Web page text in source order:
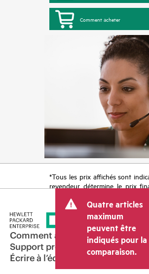
Comment acheter
*Tous les prix affichés sont
revendeur détermine le prix
tels que la TVA ou les taxes sur
et les frais d’expédition. Le
transaction déterminé par le
peut varier par rapport à
revendeurs et au prix indicatif
Les prix indicatifs peuvent
offres promotionnelles limitées
temps. HPE se réserve le droit
Quatre articles
maximum
peuvent être
indiqués pour la
comparaison.
Comment acheter
Support produit
Écrire à l’équipe commerciale